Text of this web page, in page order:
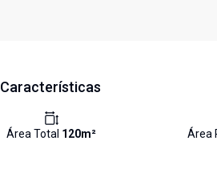
Características
Área Total 120m² Área